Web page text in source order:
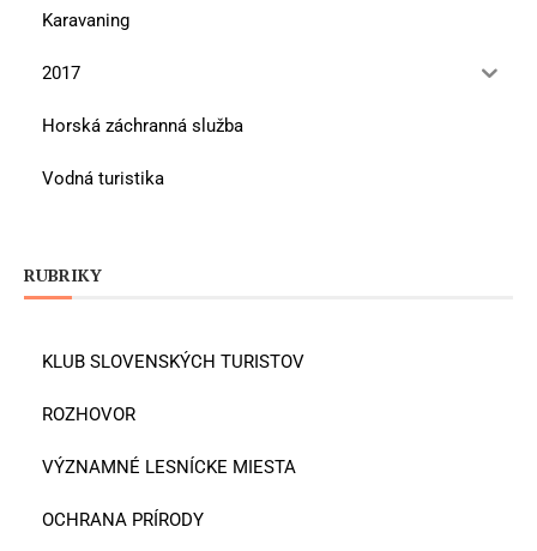
Karavaning
2017
Horská záchranná služba
Vodná turistika
RUBRIKY
KLUB SLOVENSKÝCH TURISTOV
ROZHOVOR
VÝZNAMNÉ LESNÍCKE MIESTA
OCHRANA PRÍRODY